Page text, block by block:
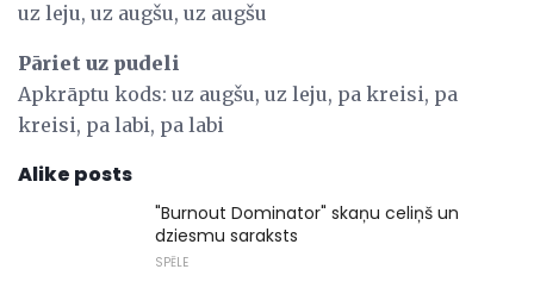
uz leju, uz augšu, uz augšu
Pāriet uz pudeli
Apkrāptu kods: uz augšu, uz leju, pa kreisi, pa
kreisi, pa labi, pa labi
Alike posts
"Burnout Dominator" skaņu celiņš un
dziesmu saraksts
SPĒLE